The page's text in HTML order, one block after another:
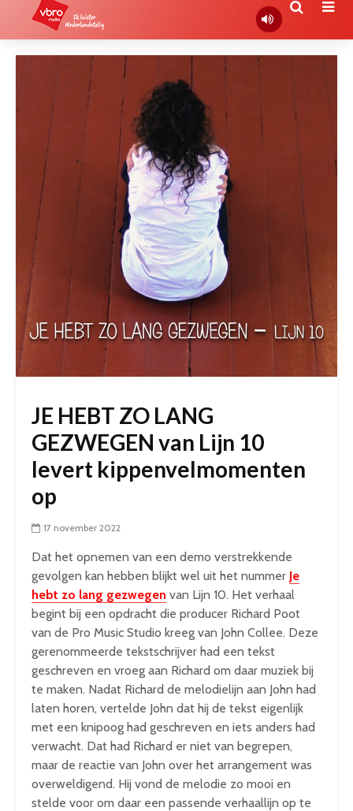
JE HEBT ZO LANG
GEZWEGEN van Lijn 10
levert kippenvelmomenten
op
17 november 2022
Dat het opnemen van een demo verstrekkende
gevolgen kan hebben blijkt wel uit het nummer Je
hebt zo lang gezwegen van Lijn 10. Het verhaal
begint bij een opdracht die producer Richard Poot
van de Pro Music Studio kreeg van John Collee. Deze
gerenommeerde tekstschrijver had een tekst
geschreven en vroeg aan Richard om daar muziek bij
te maken. Nadat Richard de melodielijn aan John had
laten horen, vertelde John dat hij de tekst eigenlijk
met een knipoog had geschreven en iets anders had
verwacht. Dat had Richard er niet van begrepen,
maar de reactie van John over het arrangement was
overweldigend. Hij vond de melodie zo mooi en
stelde voor om daar een passende verhaallijn op te